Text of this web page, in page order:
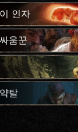
인자
움꾼
탈